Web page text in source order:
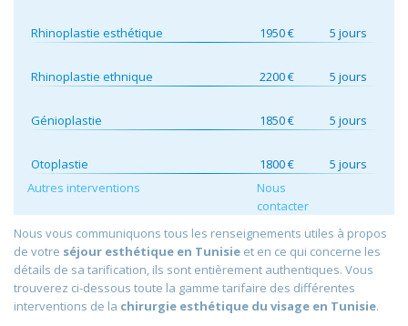
Rhinoplastie esthétique 1950 € 5 jours
Rhinoplastie ethnique 2200 € 5 jours
Génioplastie 1850 € 5 jours
Otoplastie 1800 €
5 jours
Autres interventions
Nous
contacter
Nous vous communiquons tous les renseignements utiles à propos
de votre séjour esthétique en Tunisie et en ce qui concerne les
détails de sa tarification, ils sont entièrement authentiques. Vous
trouverez ci-dessous toute la gamme tarifaire des différentes
interventions de la chirurgie esthétique du visage en Tunisie.